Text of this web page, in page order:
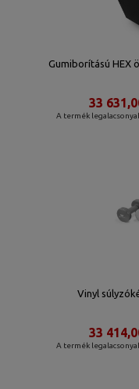
Gumiborítású HEX
A termék
33
Vinyl
A termék
33